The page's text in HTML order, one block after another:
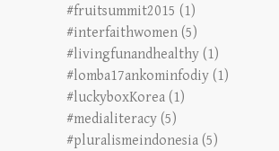
#fruitsummit2015 (1)
#interfaithwomen (5)
#livingfunandhealthy (1)
#lomba17ankominfodiy (1)
#luckyboxKorea (1)
#medialiteracy (5)
#pluralismeindonesia (5)